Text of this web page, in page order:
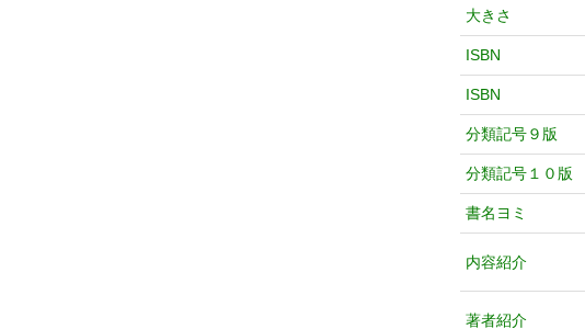
大きさ
ISBN
ISBN
分類記号９版
分類記号１０版
書名ヨミ
内容紹介
著者紹介